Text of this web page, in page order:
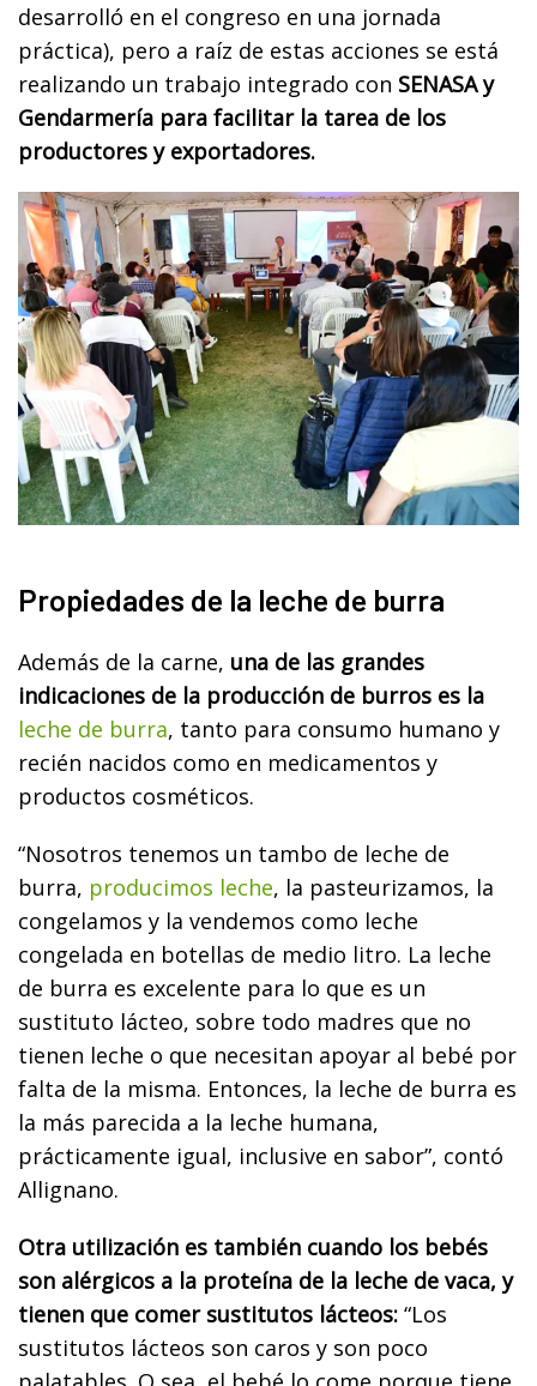
desarrolló en el congreso en una jornada
práctica), pero a raíz de estas acciones se está
realizando un trabajo integrado con SENASA y
Gendarmería para facilitar la tarea de los
productores y exportadores.
Propiedades de la leche de burra
Además de la carne, una de las grandes
indicaciones de la producción de burros es la
leche de burra, tanto para consumo humano y
recién nacidos como en medicamentos y
productos cosméticos.
“Nosotros tenemos un tambo de leche de
burra, producimos leche, la pasteurizamos, la
congelamos y la vendemos como leche
congelada en botellas de medio litro. La leche
de burra es excelente para lo que es un
sustituto lácteo, sobre todo madres que no
tienen leche o que necesitan apoyar al bebé por
falta de la misma. Entonces, la leche de burra es
la más parecida a la leche humana,
prácticamente igual, inclusive en sabor”, contó
Allignano.
Otra utilización es también cuando los bebés
son alérgicos a la proteína de la leche de vaca, y
tienen que comer sustitutos lácteos: “Los
sustitutos lácteos son caros y son poco